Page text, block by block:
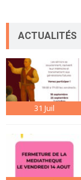
ACTUALITÉS
31 Juil